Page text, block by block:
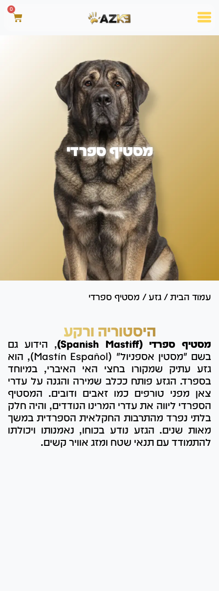
0
מסטיף ספרדי
עמוד הבית / גזע / מסטיף ספרדי
היסטוריה ורקע
מסטיף ספרדי (Spanish Mastiff)
, הידוע גם
בשם "מסטין אספניול" (Mastín Español), הוא
גזע עתיק שמקורו בחצי האי האיברי, במיוחד
בספרד. הגזע פותח ככלב שמירה והגנה על עדרי
צאן מפני טורפים כמו זאבים ודובים. המסטיף
הספרדי ליווה את עדרי המרינו הנודדים, והיה חלק
בלתי נפרד מהתרבות החקלאית הספרדית במשך
מאות שנים. הגזע נודע בכוחו, נאמנותו ויכולתו
להתמודד עם תנאי שטח ומזג אוויר קשים.